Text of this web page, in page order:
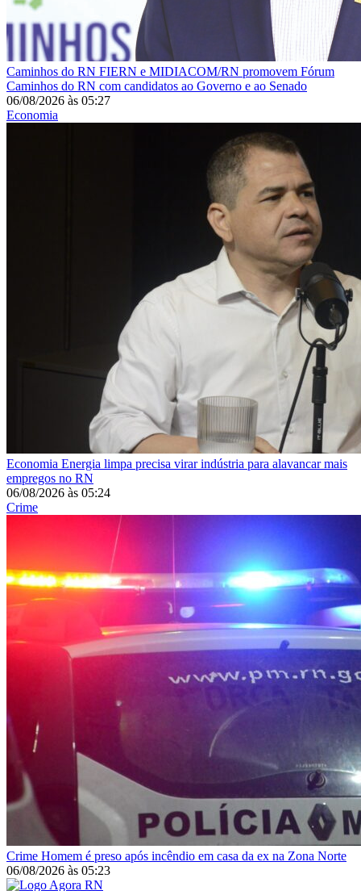
Caminhos do RN FIERN e MIDIACOM/RN promovem Fórum
Caminhos do RN com candidatos ao Governo e ao Senado
06/08/2026 às 05:27
Economia
Economia Energia limpa precisa virar indústria para alavancar mais
empregos no RN
06/08/2026 às 05:24
Crime
Crime Homem é preso após incêndio em casa da ex na Zona Norte
06/08/2026 às 05:23